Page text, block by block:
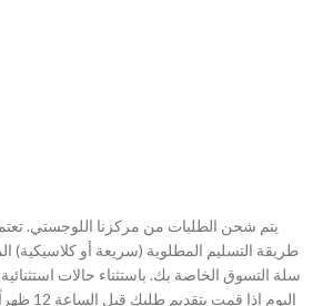
يتم شحن الطلبات من مركزنا اللوجستي.
طريقة التسليم المطلوبة (سريعة أو كلاسيكية)
سلة التسوق الخاصة بك. باستثناء حالات
اليوم